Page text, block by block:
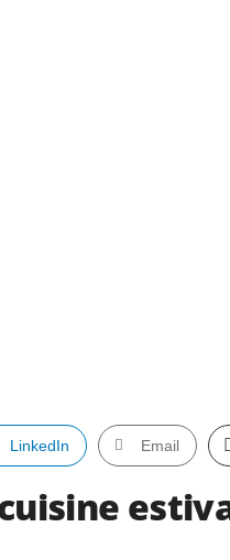
LinkedIn Email